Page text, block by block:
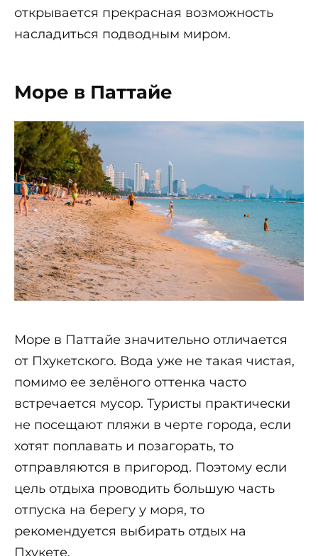
открывается прекрасная возможность
насладиться подводным миром.
Море в Паттайе
Море в Паттайе значительно отличается
от Пхукетского. Вода уже не такая чистая,
помимо ее зелёного оттенка часто
встречается мусор. Туристы практически
не посещают пляжи в черте города, если
хотят поплавать и позагорать, то
отправляются в пригород. Поэтому если
цель отдыха проводить большую часть
отпуска на берегу у моря, то
рекомендуется выбирать отдых на
Пхукете.